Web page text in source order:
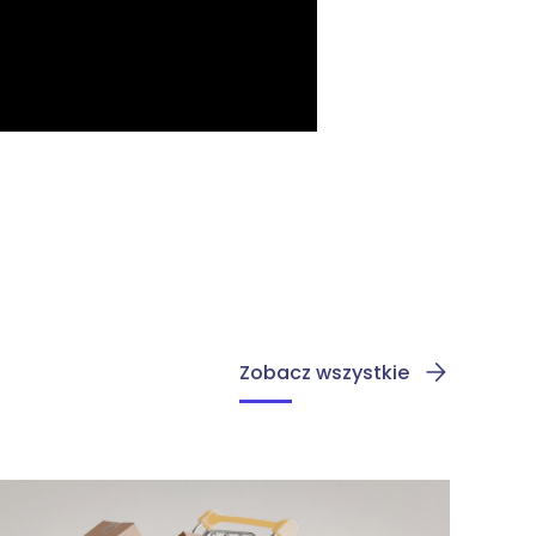
Zobacz wszystkie